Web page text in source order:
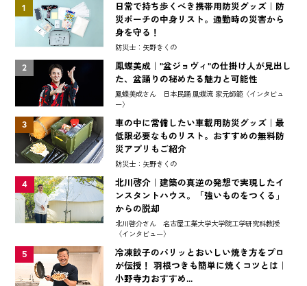
1
日常で持ち歩くべき携帯用防災グッズ｜防
災ポーチの中身リスト。通勤時の災害から
身を守る！
防災士：矢野きくの
2
鳳蝶美成｜"盆ジョヴィ"の仕掛け人が見出し
た、盆踊りの秘めたる魅力と可能性
鳳蝶美成さん 日本民踊 鳳蝶流 家元師範〈インタビュ
ー〉
3
車の中に常備したい車載用防災グッズ｜最
低限必要なものリスト。おすすめの無料防
災アプリもご紹介
防災士：矢野きくの
4
北川啓介｜建築の真逆の発想で実現したイ
ンスタントハウス。「強いものをつくる」
からの脱却
北川啓介さん 名古屋工業大学大学院工学研究科教授
〈インタビュー〉
5
冷凍餃子のパリッとおいしい焼き方をプロ
が伝授！ 羽根つきも簡単に焼くコツとは｜
小野寺力おすすめ...